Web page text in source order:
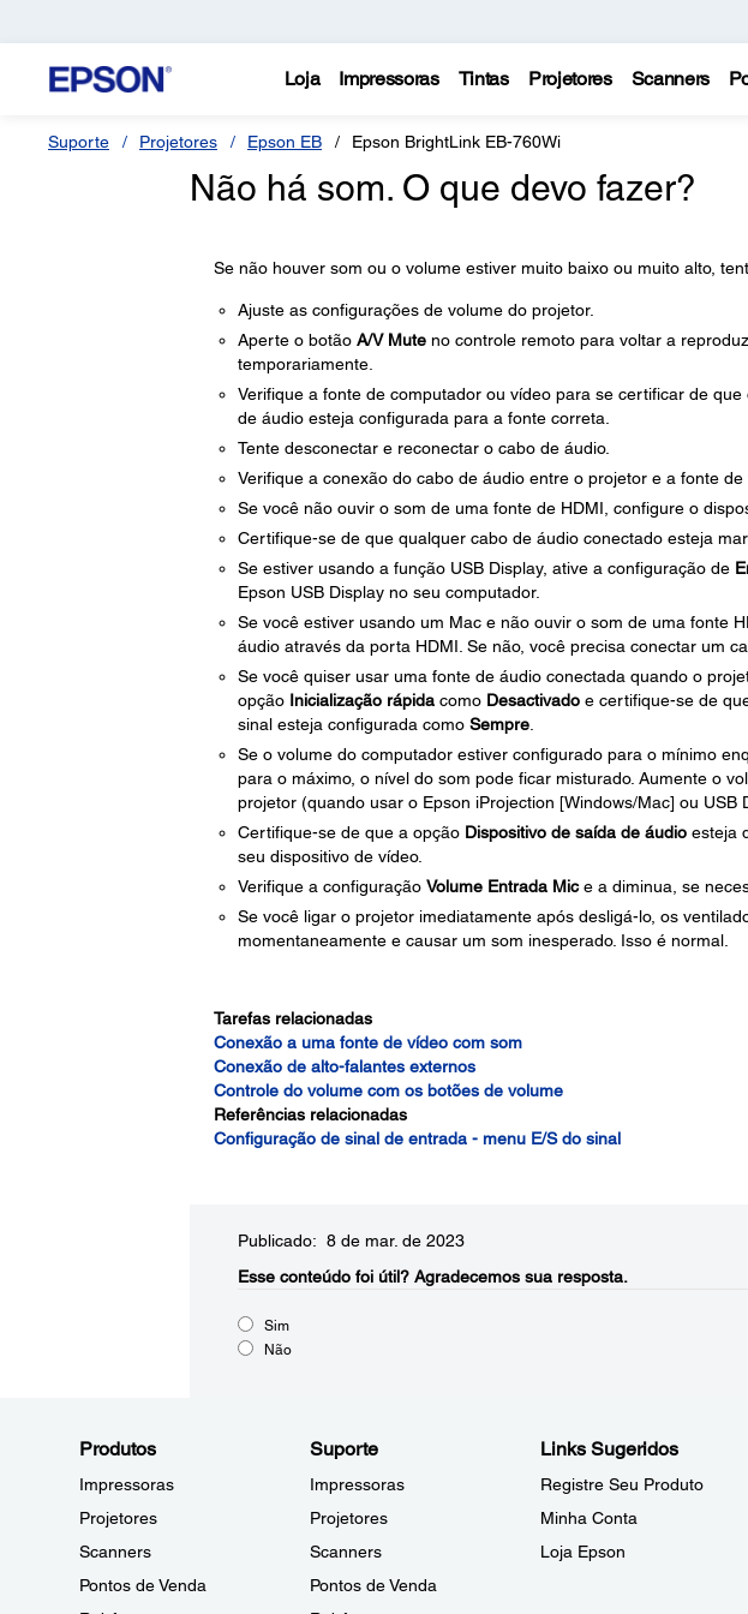
Loja Impressoras Tintas Projetores Scanners
Suporte Projetores Epson EB Epson BrightLink EB-760Wi
Não há som. O que devo fazer?
Se não houver som ou o volume estiver muito baixo ou muito alto,
Ajuste as configurações de volume do projetor.
Aperte o botão A/V Muteno controle remoto para voltar a
temporariamente.
Verifique a fonte de computador ou vídeo para se certificar de
de áudio esteja configurada para a fonte correta.
Tente desconectar e reconectar o cabo de áudio.
Verifique a conexão do cabo de áudio entre o projetor e a fonte de
Se você não ouvir o som de uma fonte de HDMI, configure o
Certifique-se de que qualquer cabo de áudio conectado esteja
Se estiver usando a função USB Display, ative a configuração de
Epson USB Display no seu computador.
Se você estiver usando um Mac e não ouvir o som de uma fonte
áudio através da porta HDMI. Se não, você precisa conectar um
Se você quiser usar uma fonte de áudio conectada quando o
opção Inicialização rápidacomo Desactivadoe certifique-se de
sinal esteja configurada como Sempre.
Se o volume do computador estiver configurado para o mínimo
para o máximo, o nível do som pode ficar misturado. Aumente o
projetor (quando usar o Epson iProjection [Windows/Mac] ou USB
Certifique-se de que a opção Dispositivo de saída de áudioesteja
seu dispositivo de vídeo.
Verifique a configuração Volume Entrada Mice a diminua, se
Se você ligar o projetor imediatamente após desligá-lo, os
momentaneamente e causar um som inesperado. Isso é normal.
Tarefas relacionadas
Conexão a uma fonte de vídeo com som
Conexão de alto-falantes externos
Controle do volume com os botões de volume
Referências relacionadas
Configuração de sinal de entrada - menu E/S do sinal
Publicado: 8 de mar. de 2023
Esse conteúdo foi útil? Agradecemos sua resposta.
Sim
Não
Produtos
Impressoras
Projetores
Scanners
Pontos de Venda
Suporte
Impressoras
Projetores
Scanners
Pontos de Venda
Links Sugeridos
Registre Seu Produto
Minha Conta
Loja Epson